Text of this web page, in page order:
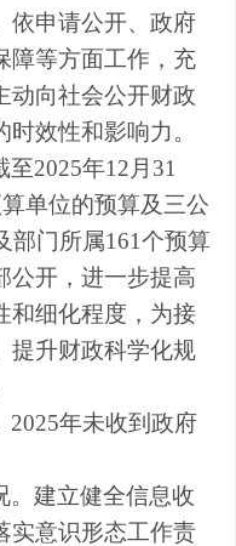
依申请公开、政府
障等方面工作，充
动向社会公开财政
效性和影响力。
至2025年12月31
单位的预算及三公
部门所属161个预算
公开 ，进一步提高
和细化程度，为接
提升财政科学化规
2025年未收到政府
。建立健全信息收
实意识形态工作责